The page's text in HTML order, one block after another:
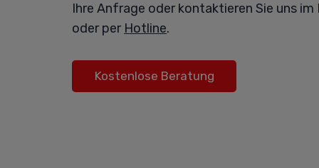
Ihre Anfrage oder kontaktieren Sie uns
oder per Hotline.
Kostenlose Beratung